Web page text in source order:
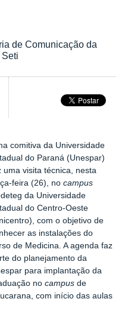
de Comunicação da
carrossel de imagens
comitiva da Universidade
do Paraná (Unespar)
uma visita técnica, nesta
feira (26), nocampus
da Universidade
do Centro-Oeste
com o objetivo de
as instalações do
de Medicina. A agenda faz
do planejamento da
para implantação da
nocampus de
com início das aulas